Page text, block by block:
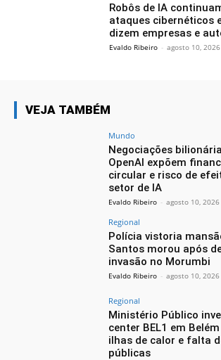
Robôs de IA
ataques cibernéticos
dizem empresas e
Evaldo Ribeiro - agosto 10, 2026
VEJA TAMBÉM
Mundo
Negociações
OpenAI expõem
circular e risco de
setor de IA
Evaldo Ribeiro - agosto 10, 2026
Regional
Polícia vistoria
Santos morou após
invasão no Morumbi
Evaldo Ribeiro - agosto 10, 2026
Regional
Ministério Público
center BEL1 em
ilhas de calor e falta
públicas